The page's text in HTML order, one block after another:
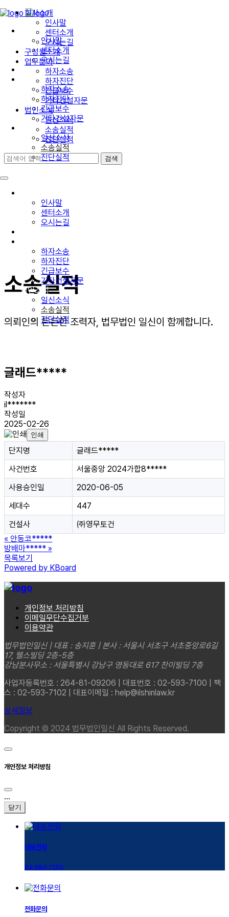
회사소개
인사말
센터소개
오시는길
구성원소개
업무분야
하자소송
하자진단
긴급보수
기타건설자문
법인소식
일신소식
소송실적
진단실적
인사말
센터소개
오시는길
하자소송
하자진단
긴급보수
기타건설자문
법인소식
일신소식
소송실적
진단실적
회사소개
인사말
센터소개
오시는길
구성원소개
업무분야
하자소송
하자진단
긴급보수
기타건설자문
법인소식
일신소식
소송실적
진단실적
소송실적
의뢰인의 든든한 조력자, 법무법인 일신이 함께합니다.
글래드*****
작성자
il*******
작성일
2025-02-26
인쇄
단지명
글래드*****
사건번호
서울중앙 2024가합8*****
사용승인일
2020-06-05
세대수
447
건설사
㈜영무토건
« 안동코*****
방배마***** »
목록보기
Powered by KBoard
개인정보 처리방침
이메일무단수집거부
이용약관
법무법인일신 | 대표 : 송지훈 | 본사 : 서울시 서초구 서초중앙로6길
17, 웰스빌딩 2층-5층
강남분사무소 : 서울특별시 강남구 영동대로 617 찬이빌딩 7층
사업자등록번호 : 264-81-09206 | 대표번호 : 02-593-7100 | 팩
스 : 02-593-7102 | 대표이메일 : help@ilshinlaw.kr
상세정보
Copyright © 2024 법무법인일신 All Rights Reserved.
개인정보 처리방침
...
닫기
대표전화
02-593-7100
전화문의